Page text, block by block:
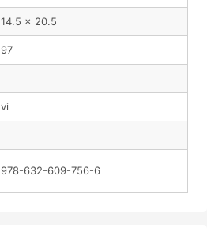
14.5 x 20.5
97
vi
978-632-609-756-6